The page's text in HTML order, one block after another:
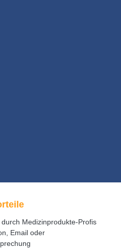
durch Medizinprodukte-Profis
Email oder